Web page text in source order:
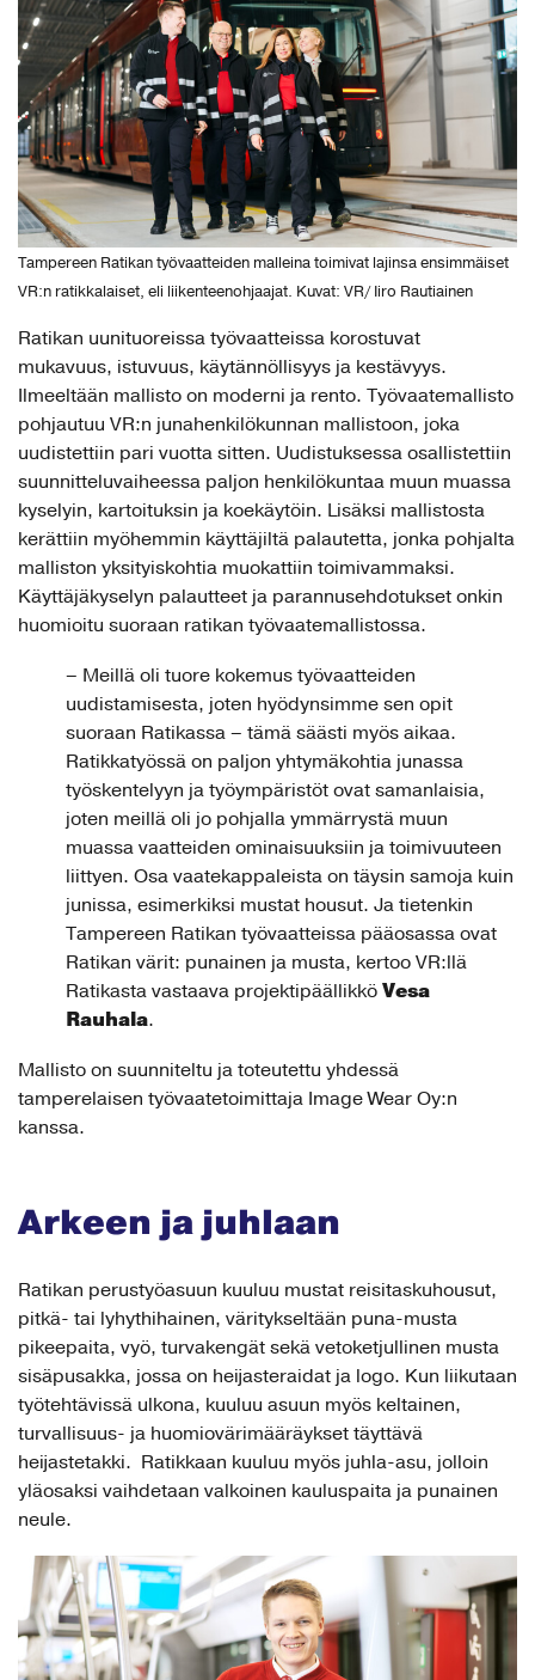
Tampereen Ratikan työvaatteiden malleina toimivat lajinsa ensimmäiset
VR:n ratikkalaiset, eli liikenteenohjaajat. Kuvat: VR/ Iiro Rautiainen
Ratikan uunituoreissa työvaatteissa korostuvat
mukavuus, istuvuus, käytännöllisyys ja kestävyys.
Ilmeeltään mallisto on moderni ja rento. Työvaatemallisto
pohjautuu VR:n junahenkilökunnan mallistoon, joka
uudistettiin pari vuotta sitten. Uudistuksessa osallistettiin
suunnitteluvaiheessa paljon henkilökuntaa muun muassa
kyselyin, kartoituksin ja koekäytöin. Lisäksi mallistosta
kerättiin myöhemmin käyttäjiltä palautetta, jonka pohjalta
malliston yksityiskohtia muokattiin toimivammaksi.
Käyttäjäkyselyn palautteet ja parannusehdotukset onkin
huomioitu suoraan ratikan työvaatemallistossa.
– Meillä oli tuore kokemus työvaatteiden
uudistamisesta, joten hyödynsimme sen opit
suoraan Ratikassa – tämä säästi myös aikaa.
Ratikkatyössä on paljon yhtymäkohtia junassa
työskentelyyn ja työympäristöt ovat samanlaisia,
joten meillä oli jo pohjalla ymmärrystä muun
muassa vaatteiden ominaisuuksiin ja toimivuuteen
liittyen. Osa vaatekappaleista on täysin samoja kuin
junissa, esimerkiksi mustat housut. Ja tietenkin
Tampereen Ratikan työvaatteissa pääosassa ovat
Ratikan värit: punainen ja musta, kertoo VR:llä
Ratikasta vastaava projektipäällikkö Vesa
Rauhala.
Mallisto on suunniteltu ja toteutettu yhdessä
tamperelaisen työvaatetoimittaja Image Wear Oy:n
kanssa.
Arkeen ja juhlaan
Ratikan perustyöasuun kuuluu mustat reisitaskuhousut,
pitkä- tai lyhythihainen, väritykseltään puna-musta
pikeepaita, vyö, turvakengät sekä vetoketjullinen musta
sisäpusakka, jossa on heijasteraidat ja logo. Kun liikutaan
työtehtävissä ulkona, kuuluu asuun myös keltainen,
turvallisuus- ja huomiovärimääräykset täyttävä
heijastetakki. Ratikkaan kuuluu myös juhla-asu, jolloin
yläosaksi vaihdetaan valkoinen kauluspaita ja punainen
neule.